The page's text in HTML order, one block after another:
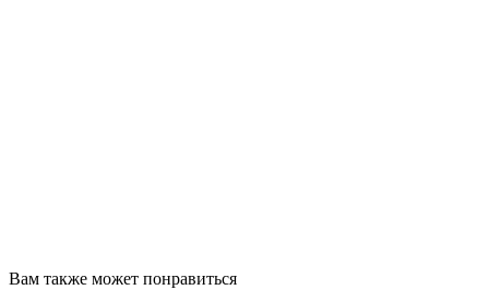
Вам также может понравиться